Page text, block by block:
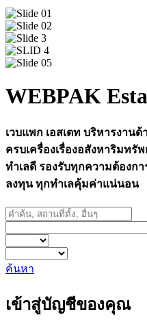
WEBPAK
เวบแพก เอสเตท บริหารงาน
ครบเครื่องเรื่องอสังหาริมทรั
ทำเลดี รองรับทุกความต้องกา
ลงทุน ทุกทำเลคุ้มค่าแน่นอน
ค้นหา
เข้าสู่บัญชีของคุณ